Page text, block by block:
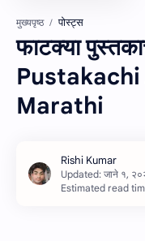
मुख्यपृष्ठ पोस्ट्स
फाटक्या
Marathi
Estimated read